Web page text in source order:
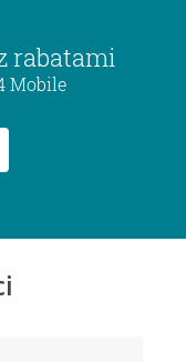
rabatami
Mobile